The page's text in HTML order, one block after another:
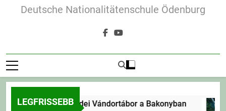
Deutsche Nationalitätenschule Ödenburg
LEGFRISSEBBErdei Vándortábor a Bakonyban